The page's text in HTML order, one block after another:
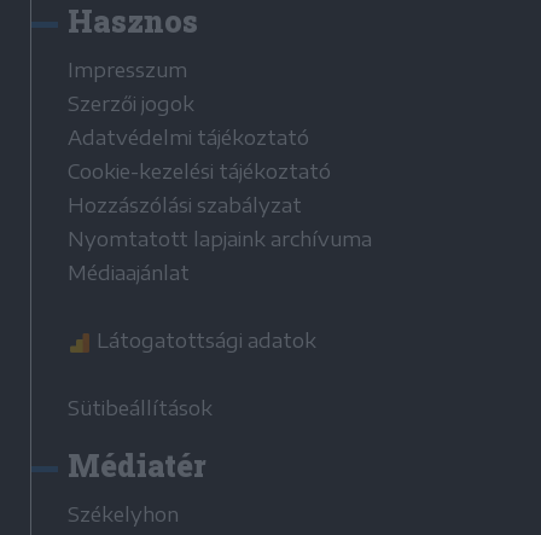
Hasznos
Impresszum
Szerzői jogok
Adatvédelmi tájékoztató
Cookie-kezelési tájékoztató
Hozzászólási szabályzat
Nyomtatott lapjaink archívuma
Médiaajánlat
Látogatottsági adatok
Sütibeállítások
Médiatér
Székelyhon